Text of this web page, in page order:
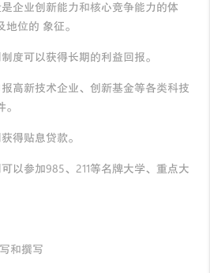
业创新能力和核心竞争能力的体
位的 象征。
可以获得长期的利益回报。
新技术企业、创新基金等各类科技
贴息贷款。
参加985、211等名牌大学、重点大
和撰写